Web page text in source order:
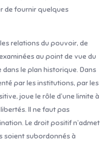
de fournir quelques
relations du pou­voir, de
au point de vue du
le plan historique. Dans
par les institutions, par les
joue le rôle d’une limite à
Il ne faut pas
Le droit positif n’admet
soient subordonnés à